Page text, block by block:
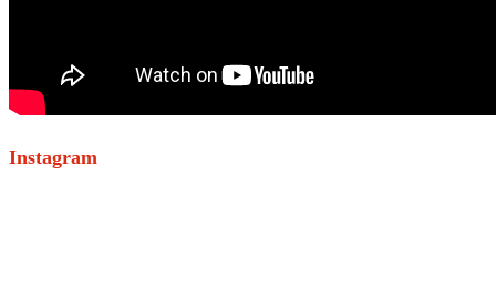
Instagram